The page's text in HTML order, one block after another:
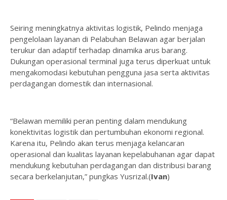
Seiring meningkatnya aktivitas logistik, Pelindo menjaga
pengelolaan layanan di Pelabuhan Belawan agar berjalan
terukur dan adaptif terhadap dinamika arus barang.
Dukungan operasional terminal juga terus diperkuat untuk
mengakomodasi kebutuhan pengguna jasa serta aktivitas
perdagangan domestik dan internasional.
“Belawan memiliki peran penting dalam mendukung
konektivitas logistik dan pertumbuhan ekonomi regional.
Karena itu, Pelindo akan terus menjaga kelancaran
operasional dan kualitas layanan kepelabuhanan agar dapat
mendukung kebutuhan perdagangan dan distribusi barang
secara berkelanjutan,” pungkas Yusrizal.(Ivan)